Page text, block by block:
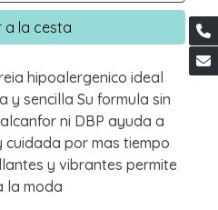
a la cesta
hipoalergenico ideal
y sencilla Su formula sin
ni DBP ayuda a
cuidada por mas tiempo
y vibrantes permite
la moda